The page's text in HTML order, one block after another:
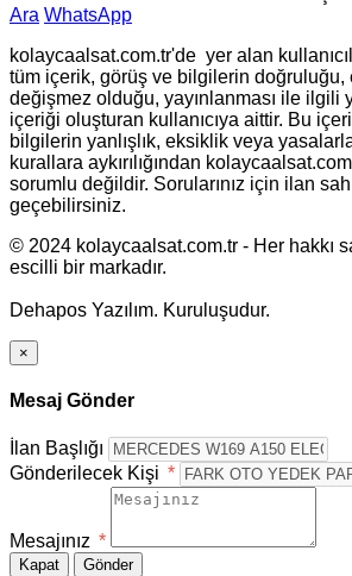
Ara WhatsApp
kolaycaalsat.com.tr'de yer alan
tüm içerik, görüş ve bilgilerin doğruluğu,
değişmez olduğu, yayınlanması ile ilgili
içeriği oluşturan kullanıcıya aittir. Bu
bilgilerin yanlışlık, eksiklik veya
kurallara aykırılığından
sorumlu değildir. Sorularınız için ilan
geçebilirsiniz.
© 2024 kolaycaalsat.com.tr - Her hakkı
escilli bir markadır.
Dehapos Yazılım. Kuruluşudur.
×
Mesaj Gönder
İlan Başlığı
Gönderilecek Kişi *
Mesajınız *
Kapat
Gönder